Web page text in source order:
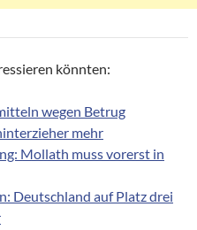
könnten:
wegen Betrug
mehr
Mollath muss vorerst in
Deutschland auf Platz drei